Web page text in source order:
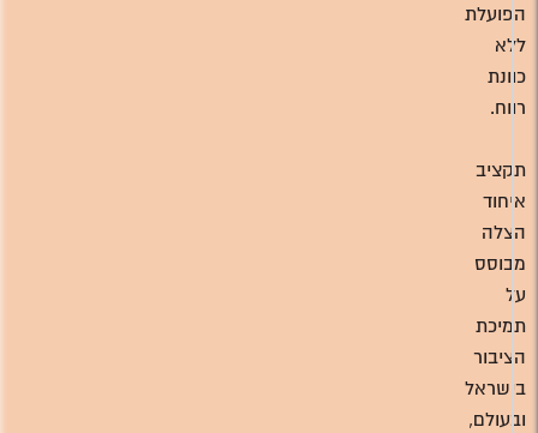
הפועלת
ללא
כוונת
רווח.
תקציב
איחוד
הצלה
מבוסס
על
תמיכת
הציבור
בישראל
ובעולם,